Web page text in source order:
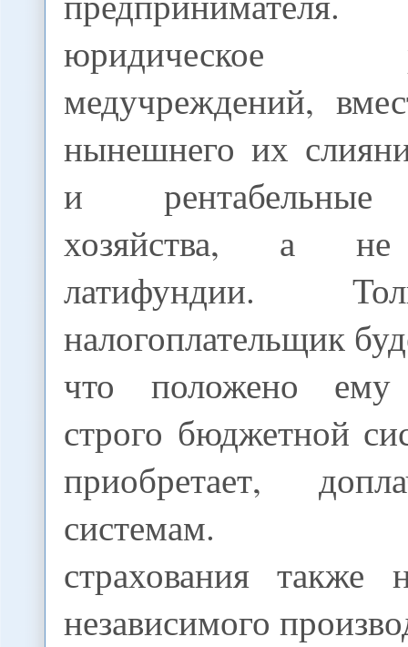
юридическое
медучреждений,
нынешнего их
и рентабельные
хозяйства, а не
латифундии.
налогоплательщик
что положено ему
строго бюджетной
приобретает,
системам.
страхования также
независимого